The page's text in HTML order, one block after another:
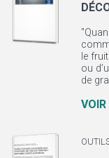
le
ou
de
VOIR